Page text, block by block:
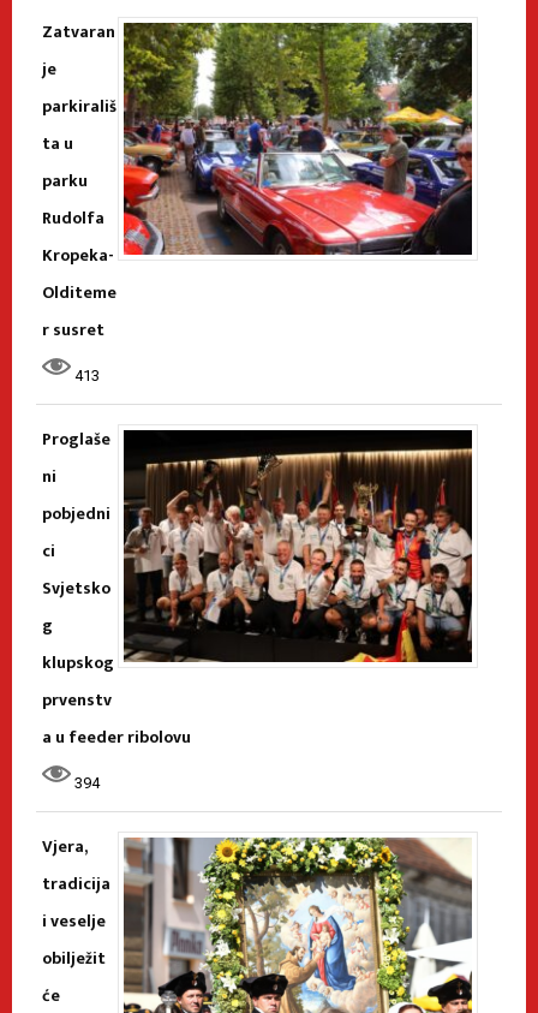
Zatvaran
je
parkirališ
ta u
parku
Rudolfa
Kropeka-
Olditeme
r susret
413
Proglaše
ni
pobjedni
ci
Svjetsko
g
klupskog
prvenstv
a u feeder ribolovu
394
Vjera,
tradicija
i veselje
obilježit
će